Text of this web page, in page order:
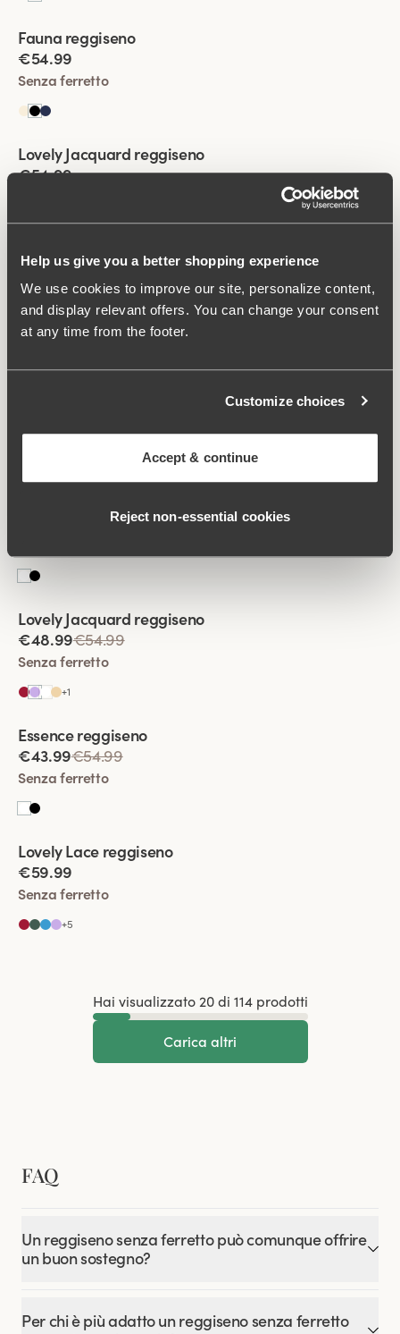
Help us give you a better shopping experience
We use cookies to improve our site, personalize content,
and display relevant offers. You can change your consent
at any time from the footer.
Customize choices
Accept & continue
Reject non‑essential cookies
Viewing image 1 of 2
Fauna reggiseno
€54.99
Senza ferretto
Viewing image 1 of 2
Lovely Jacquard reggiseno
€54.99
+1
Viewing image 1 of 2
Cotton Now reggiseno minimizer
€54.99
Senza ferretto
Viewing image 1 of 2
Senza ferretto
€54.99
Viewing image 1 of 2
Lovely Jacquard reggiseno
€48.99€54.99
Senza ferretto
+1
Viewing image 1 of 2
Essence reggiseno
€43.99€54.99
Senza ferretto
Viewing image 1 of 2
Lovely Lace reggiseno
€59.99
Senza ferretto
+5
Hai visualizzato 20 di 114 prodotti
Carica altri
FAQ
Un reggiseno senza ferretto può comunque offrire
un buon sostegno?
Per chi è più adatto un reggiseno senza ferretto